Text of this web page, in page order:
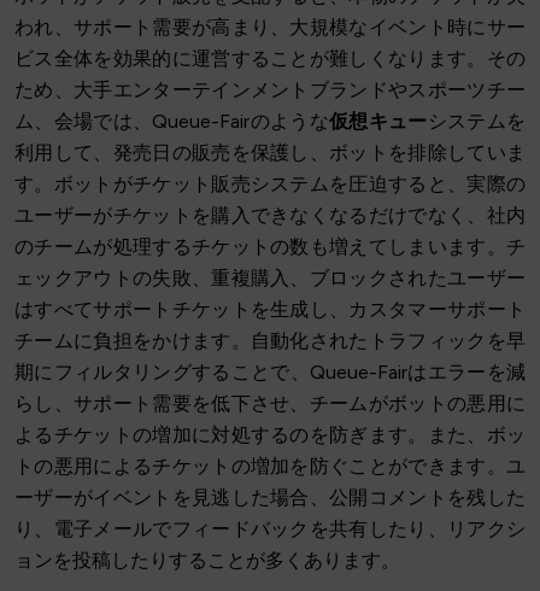
われ、サポート需要が高まり、大規模なイベント時にサー
ビス全体を効果的に運営することが難しくなります。その
ため、大手エンターテインメントブランドやスポーツチー
ム、会場では、Queue-Fairのような仮想キュー システムを
利用して、発売日の販売を保護し、ボットを排除していま
す。ボットがチケット販売システムを圧迫すると、実際の
ユーザーがチケットを購入できなくなるだけでなく、社内
のチームが処理するチケットの数も増えてしまいます。チ
ェックアウトの失敗、重複購入、ブロックされたユーザー
はすべてサポートチケットを生成し、カスタマーサポート
チームに負担をかけます。自動化されたトラフィックを早
期にフィルタリングすることで、Queue-Fairはエラーを減
らし、サポート需要を低下させ、チームがボットの悪用に
よるチケットの増加に対処するのを防ぎます。また、ボッ
トの悪用によるチケットの増加を防ぐことができます。ユ
ーザーがイベントを見逃した場合、公開コメントを残した
り、電子メールでフィードバックを共有したり、リアクシ
ョンを投稿したりすることが多くあります。